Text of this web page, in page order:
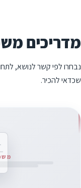
מדריכים
נבחרו לפי קשר לנושא,
שכדאי להכיר.